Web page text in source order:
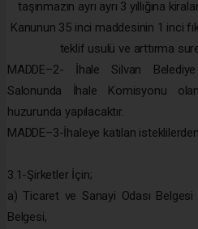
taşınmazın ayrı ayrı 3 yıllığına
Kanunun 35 inci maddesinin 1 inci
teklif usulü ve arttırma
MADDE–2- İhale Silvan
Salonunda İhale Komisyonu
huzurunda yapılacaktır.
MADDE–3-İhaleye katılan
3.1-Şirketler İçin;
a) Ticaret ve Sanayi Odası
Belgesi,